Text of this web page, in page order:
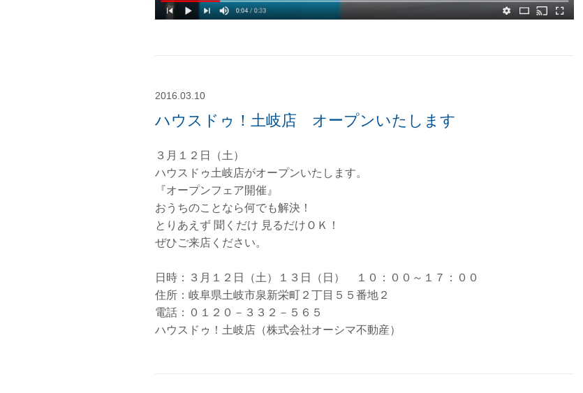
2016.03.10
ハウスドゥ！土岐店 オープンいたします
３月１２日（土）
ハウスドゥ土岐店がオープンいたします。
『オープンフェア開催』
おうちのことなら何でも解決！
とりあえず 聞くだけ 見るだけＯＫ！
ぜひご来店ください。
日時：３月１２日（土）１３日（日） １０：００～１７：００
住所：岐阜県土岐市泉新栄町２丁目５５番地２
電話：０１２０－３３２－５６５
ハウスドゥ！土岐店（株式会社オーシマ不動産）